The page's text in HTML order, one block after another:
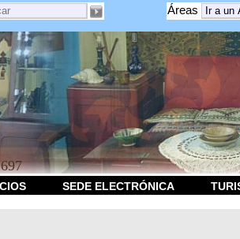
Áreas
SEDE ELECTRÓNICA